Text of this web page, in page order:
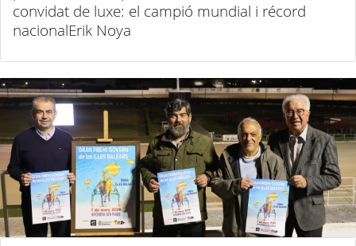
convidat de luxe: el campió mundial i récord
nacionalErik Noya